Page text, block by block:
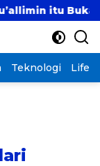
Entitas
Teknologi